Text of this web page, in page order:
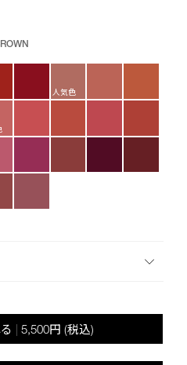
人気色
5,500円 (税込)